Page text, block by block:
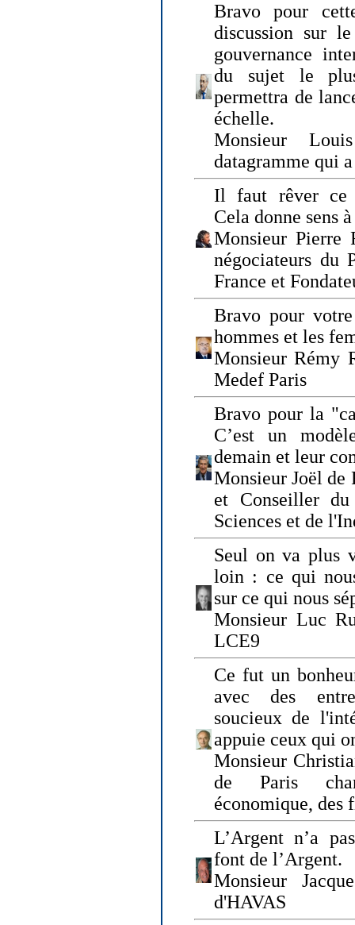
Bravo pour
discussion sur
gouvernance
du sujet le
permettra de
échelle.
Monsieur
datagramme qui
Il faut rêver ce
Cela donne sens
Monsieur Pierre
négociateurs du
France et
Bravo pour
hommes et les
Monsieur Rémy
Medef Paris
Bravo pour la
C’est un
demain et leur
Monsieur Joël de
et Conseiller
Sciences et de
Seul on va plus
loin : ce qui
sur ce qui nous
Monsieur Luc
LCE9
Ce fut un
avec des
soucieux de
appuie ceux qui
Monsieur
de Paris
économique, des
L’Argent n’a
font de l’Argent.
Monsieur
d'HAVAS